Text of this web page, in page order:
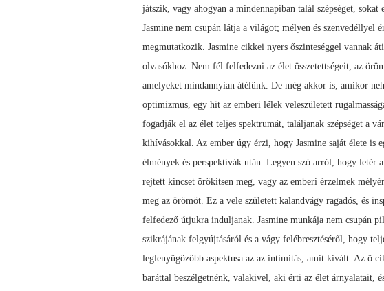
játszik, vagy ahogyan a mindennapiban talál szépséget,
Jasmine nem csupán látja a világot; mélyen és szenvedéllyel
megmutatkozik. Jasmine cikkei nyers őszinteséggel vannak
olvasókhoz. Nem fél felfedezni az élet összetettségeit, az
amelyeket mindannyian átélünk. De még akkor is, amikor
optimizmus, egy hit az emberi lélek veleszületett
fogadják el az élet teljes spektrumát, találjanak szépséget a
kihívásokkal. Az ember úgy érzi, hogy Jasmine saját élete is
élmények és perspektívák után. Legyen szó arról, hogy letér
rejtett kincset örökítsen meg, vagy az emberi érzelmek
meg az örömöt. Ez a vele született kalandvágy ragadós, és
felfedező útjukra induljanak. Jasmine munkája nem csupán
szikrájának felgyújtásáról és a vágy felébresztéséről, hogy
leglenyűgözőbb aspektusa az az intimitás, amit kivált. Az ő
baráttal beszélgetnénk, valakivel, aki érti az élet árnyalatait,